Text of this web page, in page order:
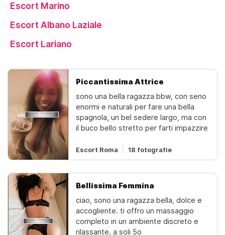
Escort Marino
Escort Albano Laziale
Escort Lariano
Piccantissima Attrice
sono una bella ragazza bbw, con seno
enormi e naturali per fare una bella
spagnola, un bel sedere largo, ma con
il buco bello stretto per farti impazzire
Escort Roma 18 fotografie
Bellissima Femmina
ciao, sono una ragazza bella, dolce e
accogliente. ti offro un massaggio
completo in un ambiente discreto e
rilassante. a soli 5o